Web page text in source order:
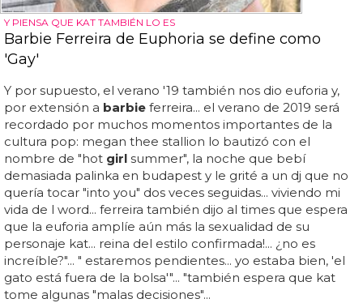
Y PIENSA QUE KAT TAMBIÉN LO ES
Barbie Ferreira de Euphoria se define como
'Gay'
Y por supuesto, el verano '19 también nos dio euforia y,
por extensión a barbie ferreira... el verano de 2019 será
recordado por muchos momentos importantes de la
cultura pop: megan thee stallion lo bautizó con el
nombre de "hot girl summer", la noche que bebí
demasiada palinka en budapest y le grité a un dj que no
quería tocar "into you" dos veces seguidas... viviendo mi
vida de l word... ferreira también dijo al times que espera
que la euforia amplíe aún más la sexualidad de su
personaje kat... reina del estilo confirmada!... ¿no es
increíble?"... " estaremos pendientes... yo estaba bien, 'el
gato está fuera de la bolsa'"... "también espera que kat
tome algunas "malas decisiones"...